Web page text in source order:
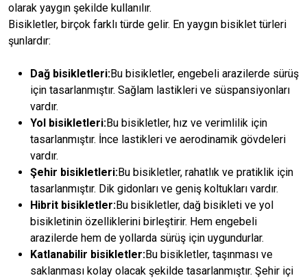
olarak yaygın şekilde kullanılır.
Bisikletler, birçok farklı türde gelir. En yaygın bisiklet türleri
şunlardır:
Dağ bisikletleri:Bu bisikletler, engebeli arazilerde sürüş
için tasarlanmıştır. Sağlam lastikleri ve süspansiyonları
vardır.
Yol bisikletleri:Bu bisikletler, hız ve verimlilik için
tasarlanmıştır. İnce lastikleri ve aerodinamik gövdeleri
vardır.
Şehir bisikletleri:Bu bisikletler, rahatlık ve pratiklik için
tasarlanmıştır. Dik gidonları ve geniş koltukları vardır.
Hibrit bisikletler:Bu bisikletler, dağ bisikleti ve yol
bisikletinin özelliklerini birleştirir. Hem engebeli
arazilerde hem de yollarda sürüş için uygundurlar.
Katlanabilir bisikletler:Bu bisikletler, taşınması ve
saklanması kolay olacak şekilde tasarlanmıştır. Şehir içi